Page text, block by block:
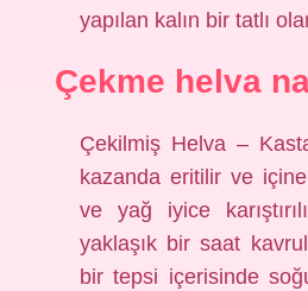
yapılan kalın bir tatlı
Çekme helva
Çekilmiş Helva –
kazanda eritilir ve
ve yağ iyice
yaklaşık bir saat
bir tepsi içerisinde